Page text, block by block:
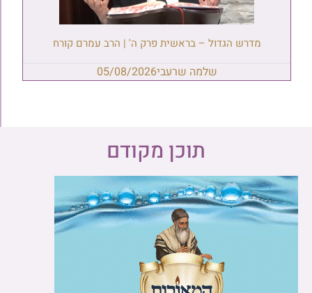
מדרש הגדול – בראשית פרק ה' | הרב עמרם קורח
שלמה שרעבי05/08/2026
תוכן מקודם